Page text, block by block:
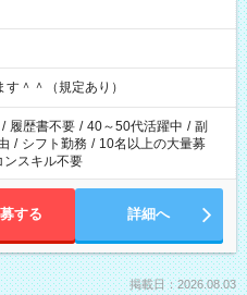
＾＾（規定あり）
/ 履歴書不要 / 40～50代活躍中 / 副
/ シフト勤務 / 10名以上の大量募
ンスキル不要
する 詳細へ
掲載日：2026.08.03